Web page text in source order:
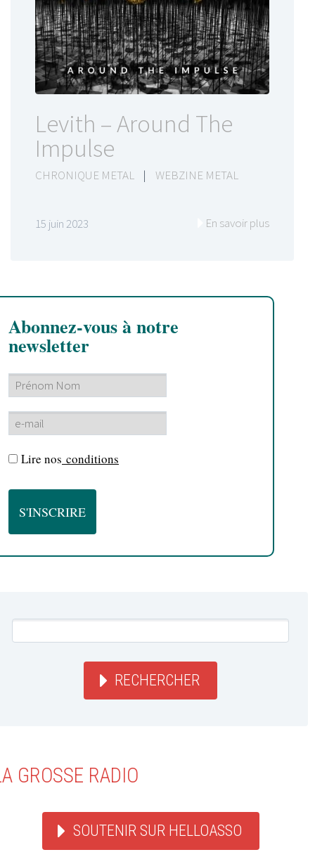
Levith – Around The
Impulse
CHRONIQUE METAL | WEBZINE METAL
15 juin 2023 En savoir plus
Abonnez-vous à notre
newsletter
Lire nos conditions
RECHERCHER
GROSSE RADIO
SOUTENIR SUR HELLOASSO